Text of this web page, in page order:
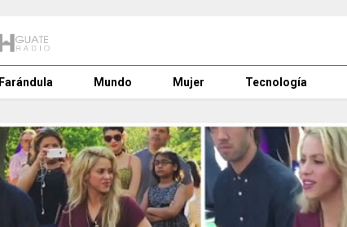
Farándula Mundo Mujer Tecnología